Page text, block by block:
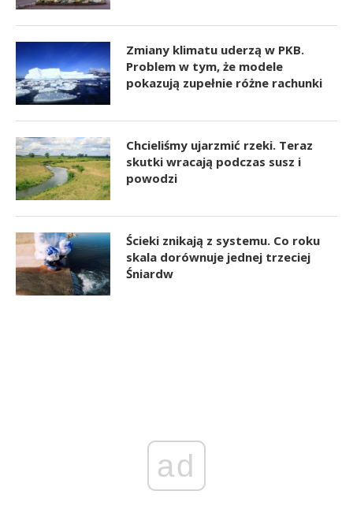
Zmiany klimatu uderzą w PKB.
Problem w tym, że modele
pokazują zupełnie różne rachunki
Chcieliśmy ujarzmić rzeki. Teraz
skutki wracają podczas susz i
powodzi
Ścieki znikają z systemu. Co roku
skala dorównuje jednej trzeciej
Śniardw
ad